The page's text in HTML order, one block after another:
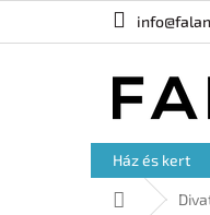
Ház és kert
Kezdőlap